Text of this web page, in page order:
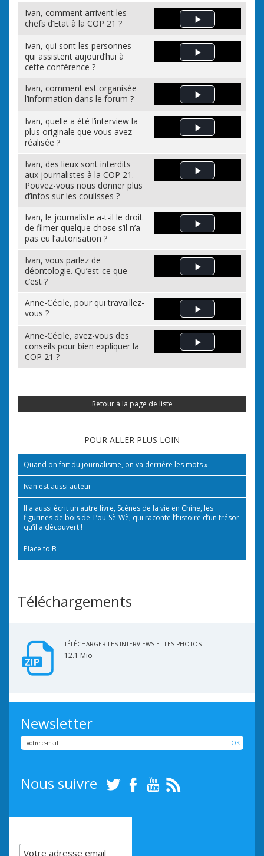
Ivan, comment arrivent les
chefs d’Etat à la COP 21 ?
Play Video
Ivan, qui sont les personnes
qui assistent aujourd’hui à
cette conférence ?
Play Video
Ivan, comment est organisée
l’information dans le forum ?
Play Video
Ivan, quelle a été l’interview la
plus originale que vous avez
réalisée ?
Play Video
Ivan, des lieux sont interdits
aux journalistes à la COP 21.
Pouvez-vous nous donner plus
d’infos sur les coulisses ?
Play Video
Ivan, le journaliste a-t-il le droit
de filmer quelque chose s’il n’a
pas eu l’autorisation ?
Play Video
Ivan, vous parlez de
déontologie. Qu’est-ce que
c’est ?
Play Video
Anne-Cécile, pour qui travaillez-
vous ?
Play Video
Anne-Cécile, avez-vous des
conseils pour bien expliquer la
COP 21 ?
Play Video
Retour à la page de liste
POUR ALLER PLUS LOIN
Quand on fait du journalisme, on va derrière les mots »
Ivan est aussi auteur
Il a aussi écrit un autre livre, Scènes de la vie en Chine, les
figurines de bois de T’ou-Sè-Wè, qui raconte l’histoire d’un trésor
qu’il a découvert !
Place to B
Téléchargements
TÉLÉCHARGER LES INTERVIEWS ET LES PHOTOS
12.1 Mio
Newsletter
OK
Nous suivre TwitterFacebookYoutube